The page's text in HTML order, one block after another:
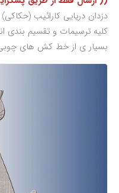
کلیه ترسیمات و تقسیم بندی
بسیار ی از خط کش های چوبی